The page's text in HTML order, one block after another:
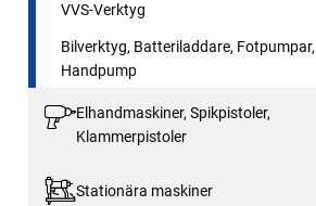
VVS-Verktyg
Bilverktyg, Batteriladdare, Fotpumpar,
Handpump
Elhandmaskiner, Spikpistoler,
Klammerpistoler
Stationära maskiner